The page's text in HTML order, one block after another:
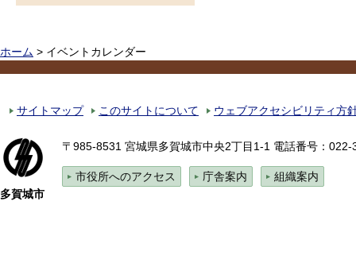
ホーム > イベントカレンダー
サイトマップ このサイトについて ウェブアクセシビリティ方
多賀城市
〒985-8531 宮城県多賀城市中央2丁目1-1 電話番号：
市役所へのアクセス 庁舎案内 組織案内